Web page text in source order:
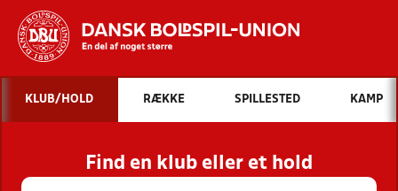
Hvad vil du søge efter?
INDHOLD OG NYHEDER
STILLINGER, RESULTATER, KLUBBER OG
HOLD
KLUB/HOLD RÆKKE SPILLESTED KAMP
Find en klub eller et hold